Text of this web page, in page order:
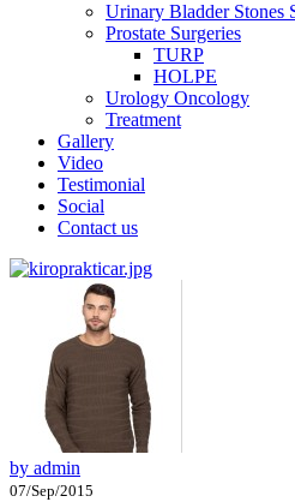
Urinary Bladder Stones
Prostate Surgeries
TURP
HOLPE
Urology Oncology
Treatment
Gallery
Video
Testimonial
Social
Contact us
by admin
07/Sep/2015